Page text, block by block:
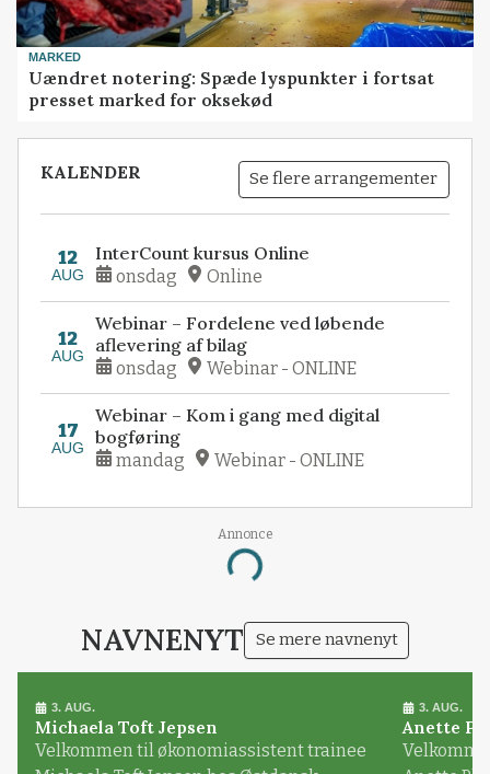
MARKED
Uændret notering: Spæde lyspunkter i fortsat
presset marked for oksekød
KALENDER Se flere arrangementer
12
AUG
InterCount kursus Online
onsdag Online
12
AUG
Webinar – Fordelene ved løbende
aflevering af bilag
onsdag Webinar - ONLINE
17
AUG
Webinar – Kom i gang med digital
bogføring
mandag Webinar - ONLINE
Annonce
Loading...
NAVNENYT Se mere navnenyt
3. AUG.
Michaela Toft Jepsen
Velkommen til økonomiassistent trainee
3. AUG.
Anette